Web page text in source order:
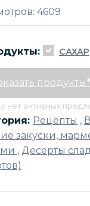
4609
САХАР
продукты*
нет активных
Рецепты ,
закуски,
, Десерты